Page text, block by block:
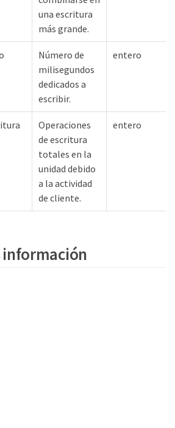
una escritura
más grande.
Número de
milisegundos
dedicados a
escribir.
entero
Operaciones
de escritura
totales en la
unidad debido
a la actividad
de cliente.
entero
información